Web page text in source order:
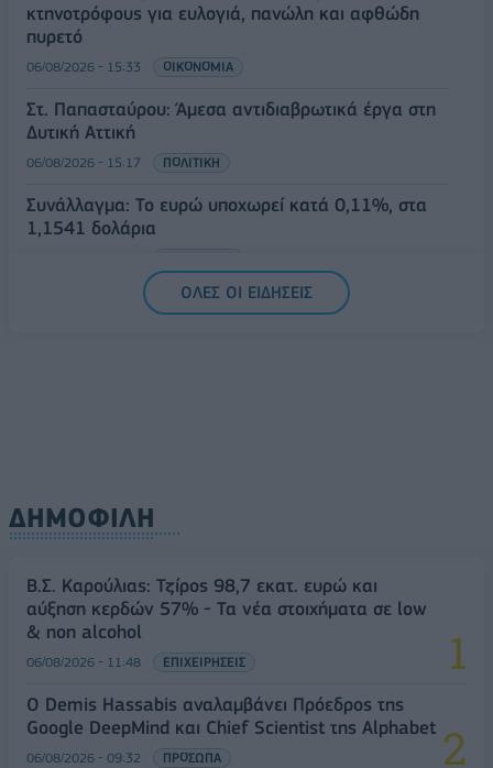
κτηνοτρόφους για ευλογιά, πανώλη και αφθώδη
πυρετό
06/08/2026 - 15:33 ΟΙΚΟΝΟΜΙΑ
Στ. Παπασταύρου: Άμεσα αντιδιαβρωτικά έργα στη
Δυτική Αττική
06/08/2026 - 15:17 ΠΟΛΙΤΙΚΗ
Συνάλλαγμα: Το ευρώ υποχωρεί κατά 0,11%, στα
1,1541 δολάρια
ΟΛΕΣ ΟΙ ΕΙΔΗΣΕΙΣ
ΔΗΜΟΦΙΛΗ
Β.Σ. Καρούλιας: Τζίρος 98,7 εκατ. ευρώ και
αύξηση κερδών 57% - Τα νέα στοιχήματα σε low
& non alcohol
06/08/2026 - 11:48 ΕΠΙΧΕΙΡΗΣΕΙΣ
Ο Demis Hassabis αναλαμβάνει Πρόεδρος της
Google DeepMind και Chief Scientist της Alphabet
06/08/2026 - 09:32 ΠΡΟΣΩΠΑ